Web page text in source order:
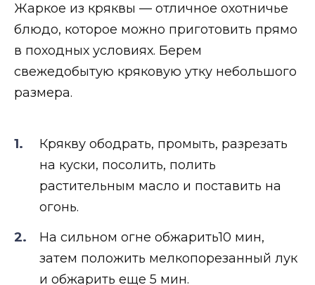
Жаркое из кряквы — отличное охотничье
блюдо, которое можно приготовить прямо
в походных условиях. Берем
свежедобытую кряковую утку небольшого
размера.
Крякву ободрать, промыть, разрезать
на куски, посолить, полить
растительным масло и поставить на
огонь.
На сильном огне обжарить10 мин,
затем положить мелкопорезанный лук
и обжарить еще 5 мин.